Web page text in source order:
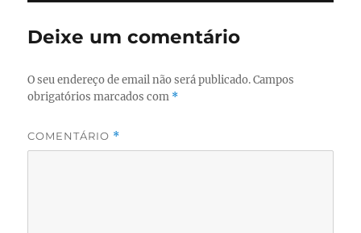
Deixe um comentário
O seu endereço de email não será publicado. Campos
obrigatórios marcados com *
COMENTÁRIO *